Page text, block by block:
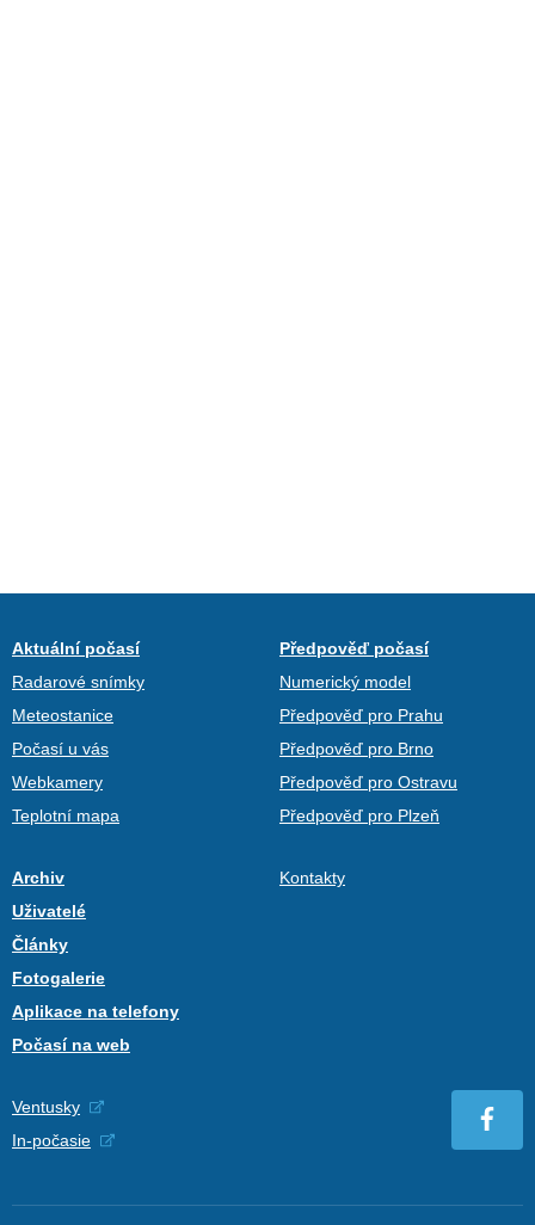
Aktuální počasí
Radarové snímky
Meteostanice
Počasí u vás
Webkamery
Teplotní mapa
Předpověď počasí
Numerický model
Předpověď pro Prahu
Předpověď pro Brno
Předpověď pro Ostravu
Předpověď pro Plzeň
Archiv
Uživatelé
Články
Fotogalerie
Aplikace na telefony
Počasí na web
Kontakty
Ventusky
In-počasie